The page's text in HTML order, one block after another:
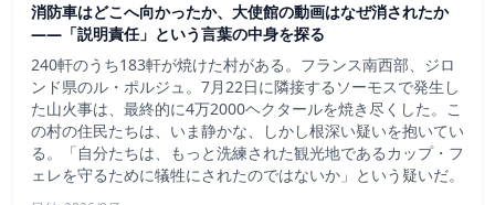
消防車はどこへ向かったか、大使館の動画はなぜ消されたか
——「説明責任」という言葉の中身を探る
240軒のうち183軒が焼けた村がある。フランス南西部、ジロ
ンド県のル・ポルジュ。7月22日に隣接するソーモスで発生し
た山火事は、最終的に4万2000ヘクタールを焼き尽くした。こ
の村の住民たちは、いま静かな、しかし根深い疑いを抱いてい
る。「自分たちは、もっと洗練された観光地であるカップ・フ
ェレを守るために犠牲にされたのではないか」という疑いだ。